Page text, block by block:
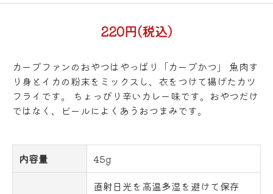
220円(税込)
カープファンのおやつはやっぱり「カープかつ」 魚肉す
り身とイカの粉末をミックスし、衣をつけて揚げたカツ
フライです。 ちょっぴり辛いカレー味です。おやつだけ
ではなく、ビールによくあうおつまみです。
内容量 45g
直射日光を高温多湿を避けて保存